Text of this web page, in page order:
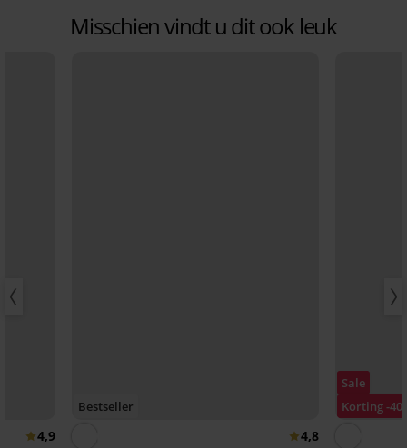
Misschien vindt u dit ook leuk
4,9
Bestseller
4,8
Sale
Korting -